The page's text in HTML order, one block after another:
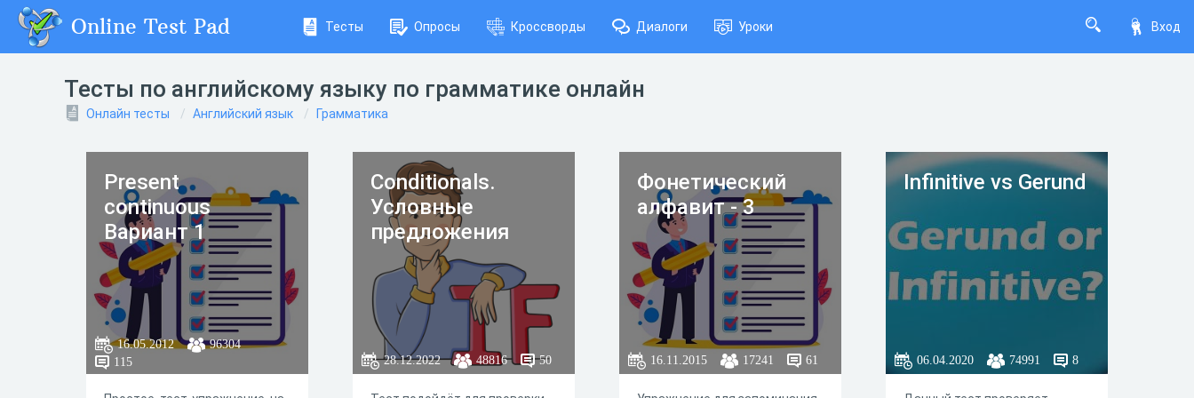
Вход
Online Test Pad Тесты Опросы Кроссворды Диалоги Уроки
Тесты по английскому языку по грамматике онлайн
Онлайн тесты Английский язык Грамматика
Present
continuous
Вариант 1
16.05.2012
96304
115
Conditionals.
Условные
предложения
28.12.2022 48816 50
Фонетический
алфавит - 3
16.11.2015 17241 61
Infinitive vs Gerund
06.04.2020 74991 8